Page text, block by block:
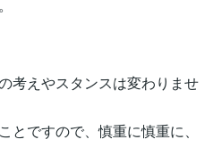
考えやスタンスは変わりませ
ですので、慎重に慎重に、